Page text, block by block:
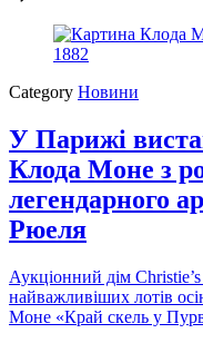
Category Новини
У Парижі
Клода Моне з
легендарного
Рюеля
Аукціонний дім
найважливіших лотів
Моне «Край скель у